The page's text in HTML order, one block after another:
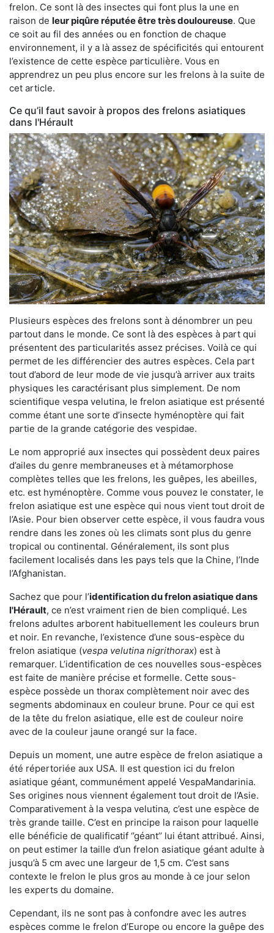
frelon. Ce sont là des insectes qui font plus la une en
raison de leur piqûre réputée être très douloureuse. Que
ce soit au fil des années ou en fonction de chaque
environnement, il y a là assez de spécificités qui entourent
l’existence de cette espèce particulière. Vous en
apprendrez un peu plus encore sur les frelons à la suite de
cet article.
Ce qu’il faut savoir à propos des frelons asiatiques
dans l'Hérault
Plusieurs espèces des frelons sont à dénombrer un peu
partout dans le monde. Ce sont là des espèces à part qui
présentent des particularités assez précises. Voilà ce qui
permet de les différencier des autres espèces. Cela part
tout d’abord de leur mode de vie jusqu’à arriver aux traits
physiques les caractérisant plus simplement. De nom
scientifique vespa velutina, le frelon asiatique est présenté
comme étant une sorte d’insecte hyménoptère qui fait
partie de la grande catégorie des vespidae.
Le nom approprié aux insectes qui possèdent deux paires
d’ailes du genre membraneuses et à métamorphose
complètes telles que les frelons, les guêpes, les abeilles,
etc. est hyménoptère. Comme vous pouvez le constater, le
frelon asiatique est une espèce qui nous vient tout droit de
l’Asie. Pour bien observer cette espèce, il vous faudra vous
rendre dans les zones où les climats sont plus du genre
tropical ou continental. Généralement, ils sont plus
facilement localisés dans les pays tels que la Chine, l’Inde
l’Afghanistan.
Sachez que pour l’identification du frelon asiatiquedans
l'Hérault, ce n’est vraiment rien de bien compliqué. Les
frelons adultes arborent habituellement les couleurs brun
et noir. En revanche, l’existence d’une sous-espèce du
frelon asiatique (vespa velutina nigrithorax) est à
remarquer. L’identification de ces nouvelles sous-espèces
est faite de manière précise et formelle. Cette sous-
espèce possède un thorax complètement noir avec des
segments abdominaux en couleur brune. Pour ce qui est
de la tête du frelon asiatique, elle est de couleur noire
avec de la couleur jaune orangé sur la face.
Depuis un moment, une autre espèce de frelon asiatique a
été répertoriée aux USA. Il est question ici du frelon
asiatique géant, communément appelé VespaMandarinia.
Ses origines nous viennent également tout droit de l’Asie.
Comparativement à la vespa velutina, c’est une espèce de
très grande taille. C’est en principe la raison pour laquelle
elle bénéficie de qualificatif ‘’géant’’ lui étant attribué. Ainsi,
on peut estimer la taille d’un frelon asiatique géant adulte à
jusqu’à 5 cm avec une largeur de 1,5 cm. C’est sans
contexte le frelon le plus gros au monde à ce jour selon
les experts du domaine.
Cependant, ils ne sont pas à confondre avec les autres
espèces comme le frelon d’Europe ou encore la guêpe des